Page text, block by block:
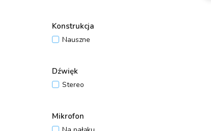
Konstrukcja
Nauszne
Dźwięk
Stereo
Mikrofon